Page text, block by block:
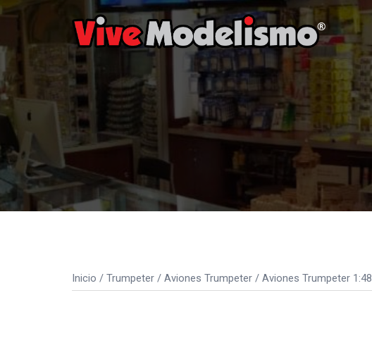
Saltar
contenido
Inicio / Trumpeter / Aviones Trumpeter / Aviones Trumpeter 1:48